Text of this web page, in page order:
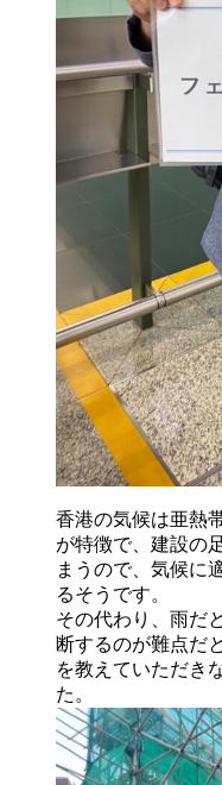
香港の気候は亜熱
が特徴で、建設の
まうので、気候に
るそうです。
その代わり、雨だ
断するのが難点だ
を教えていただき
た。